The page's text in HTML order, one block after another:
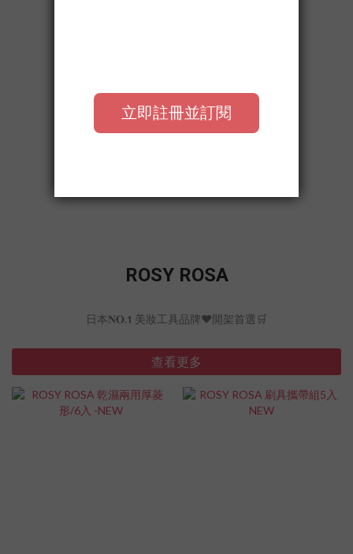
ROSY ROSA
日本𝐍𝐎.𝟭 美妝工具品牌❤️開架首選🛒
查看更多